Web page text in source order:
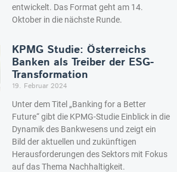
entwickelt. Das Format geht am 14.
Oktober in die nächste Runde.
KPMG Studie: Österreichs
Banken als Treiber der ESG-
Transformation
19. Februar 2024
Unter dem Titel „Banking for a Better
Future“ gibt die KPMG-Studie Einblick in die
Dynamik des Bankwesens und zeigt ein
Bild der aktuellen und zukünftigen
Herausforderungen des Sektors mit Fokus
auf das Thema Nachhaltigkeit.